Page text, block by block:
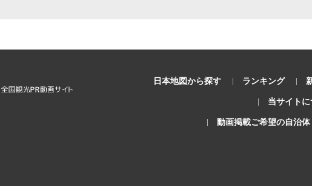
日本地図から探す ランキング
当サイト
動画掲載ご希望の自治